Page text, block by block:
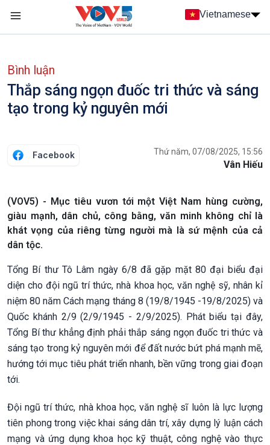
Nhảy đến nội dung
Vietnamese
Bình luận
Thắp sáng ngọn đuốc tri thức và sáng
tạo trong kỷ nguyên mới
Facebook Thứ năm, 07/08/2025, 15:56
Vân Hiếu
(VOV5) - Mục tiêu vươn tới một Việt Nam hùng cường,
giàu mạnh, dân chủ, công bằng, văn minh không chỉ là
khát vọng của riêng từng người mà là sứ mệnh của cả
dân tộc.
Tổng Bí thư Tô Lâm ngày 6/8 đã gặp mặt 80 đại biểu đại
diện cho đội ngũ trí thức, nhà khoa học, văn nghệ sỹ, nhân kỉ
niệm 80 năm Cách mạng tháng 8 (19/8/1945 -19/8/2025) và
Quốc khánh 2/9 (2/9/1945 - 2/9/2025). Phát biểu tại đây,
Tổng Bí thư khẳng định phải thắp sáng ngọn đuốc tri thức và
sáng tạo trong kỷ nguyên mới để đất nước bứt phá mạnh mẽ,
hướng tới mục tiêu phát triển nhanh, bền vững trong giai đoạn
tới.
Đội ngũ trí thức, nhà khoa học, văn nghệ sĩ luôn là lực lượng
tiên phong trong việc khai sáng dân trí, xây dựng lý luận cách
mạng và ứng dụng khoa học kỹ thuật, công nghệ vào thực